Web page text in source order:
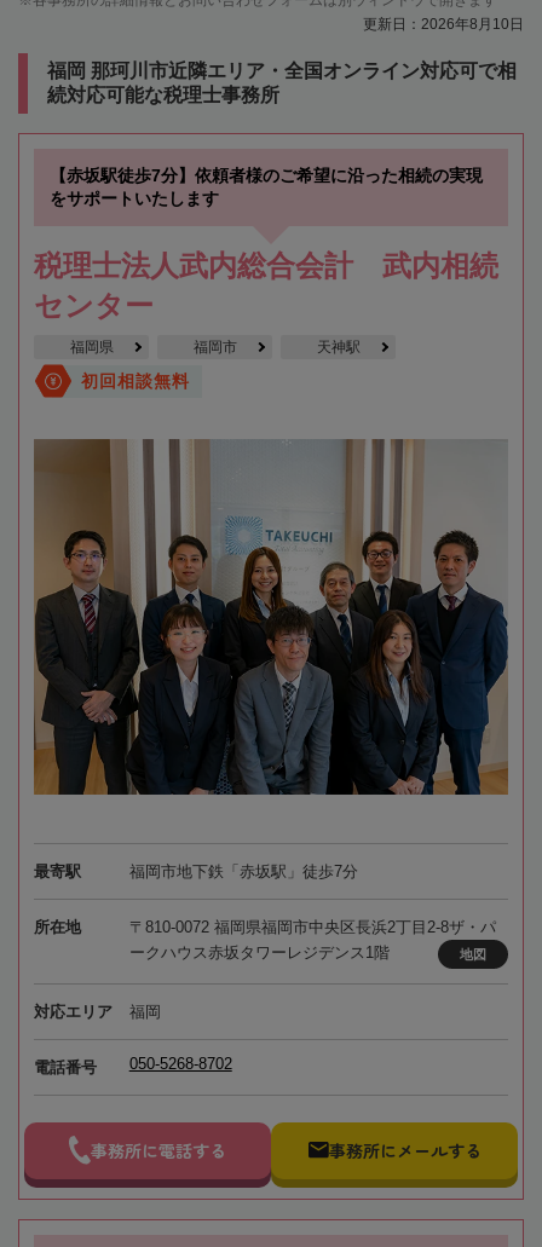
更新日：2026年8月10日
福岡 那珂川市近隣エリア・全国オンライン対応可で相
続対応可能な税理士事務所
【赤坂駅徒歩7分】依頼者様のご希望に沿った相続の実現
をサポートいたします
税理士法人武内総合会計 武内相続
センター
福岡県 福岡市 天神駅
初回相談無料
最寄駅 福岡市地下鉄「赤坂駅」徒歩7分
所在地
〒810-0072 福岡県福岡市中央区長浜2丁目2-8ザ・パ
ークハウス赤坂タワーレジデンス1階
地図
対応エリア 福岡
電話番号 050-5268-8702
事務所に電話する 事務所にメールする